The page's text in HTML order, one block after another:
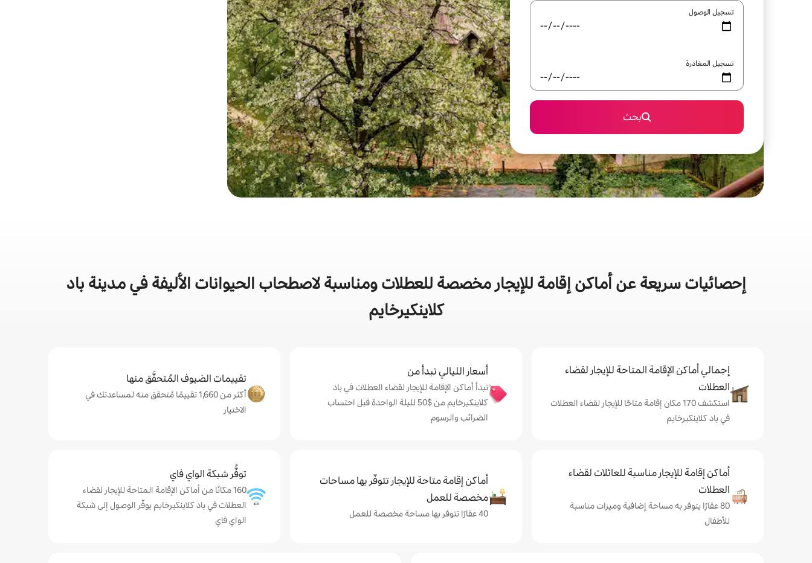
تسجيل الوصول
تسجيل المغادرة
بحث
إحصائيات سريعة عن أماكن إقامة للإيجار مخصصة للعطلات ومناسبة لاصطحاب الحيوانات الأليفة في مدينة باد
كلاينكيرخايم
إجمالي أماكن الإقامة المتاحة للإيجار لقضاء
العطلات
استكشف 170 مكان إقامة متاحًا للإيجار لقضاء العطلات
في باد كلاينكيرخايم
أسعار الليالي تبدأ من
تبدأ أماكن الإقامة للإيجار لقضاء العطلات في باد
كلاينكيرخايم من $‏50 لليلة الواحدة قبل احتساب
الضرائب والرسوم
تقييمات الضيوف المُتحقَّق منها
أكثر من 1,660 تقييمًا مُتحقق منه لمساعدتك في
الاختيار
أماكن إقامة للإيجار مناسبة للعائلات لقضاء
العطلات
80 عقارًا يتوفر به مساحة إضافية وميزات مناسبة
للأطفال
أماكن إقامة متاحة للإيجار تتوفّر بها مساحات
مخصصة للعمل
40 عقارًا تتوفر بها مساحة مخصصة للعمل
توفُّر شبكة الواي فاي
160 مكانًا من أماكن الإقامة المتاحة للإيجار لقضاء
العطلات في باد كلاينكيرخايم يوفّر الوصول إلى شبكة
الواي فاي